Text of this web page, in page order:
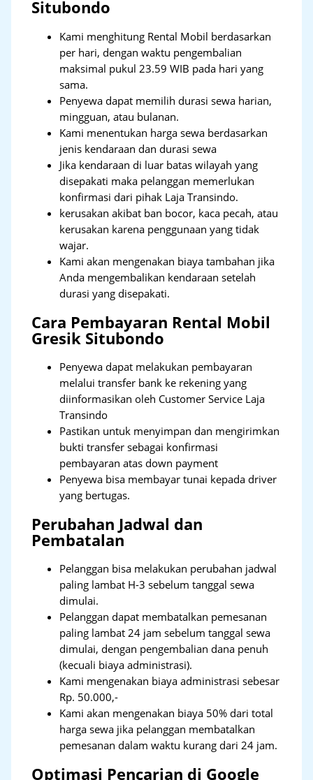
Situbondo
Kami menghitung Rental Mobil berdasarkan
per hari, dengan waktu pengembalian
maksimal pukul 23.59 WIB pada hari yang
sama.
Penyewa dapat memilih durasi sewa harian,
mingguan, atau bulanan.
Kami menentukan harga sewa berdasarkan
jenis kendaraan dan durasi sewa
Jika kendaraan di luar batas wilayah yang
disepakati maka pelanggan memerlukan
konfirmasi dari pihak Laja Transindo.
kerusakan akibat ban bocor, kaca pecah, atau
kerusakan karena penggunaan yang tidak
wajar.
Kami akan mengenakan biaya tambahan jika
Anda mengembalikan kendaraan setelah
durasi yang disepakati.
Cara Pembayaran Rental Mobil
Gresik Situbondo
Penyewa dapat melakukan pembayaran
melalui transfer bank ke rekening yang
diinformasikan oleh Customer Service Laja
Transindo
Pastikan untuk menyimpan dan mengirimkan
bukti transfer sebagai konfirmasi
pembayaran atas down payment
Penyewa bisa membayar tunai kepada driver
yang bertugas.
Perubahan Jadwal dan
Pembatalan
Pelanggan bisa melakukan perubahan jadwal
paling lambat H-3 sebelum tanggal sewa
dimulai.
Pelanggan dapat membatalkan pemesanan
paling lambat 24 jam sebelum tanggal sewa
dimulai, dengan pengembalian dana penuh
(kecuali biaya administrasi).
Kami mengenakan biaya administrasi sebesar
Rp. 50.000,-
Kami akan mengenakan biaya 50% dari total
harga sewa jika pelanggan membatalkan
pemesanan dalam waktu kurang dari 24 jam.
Optimasi Pencarian di Google